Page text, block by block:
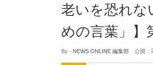
老いを恐れな
めの言葉」】
By - NEWS ONLINE 編集部 公開：